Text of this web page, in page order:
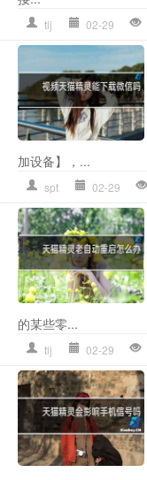
tlj 02-29
加设备】，...
spt 02-29
的某些零...
tlj 02-29